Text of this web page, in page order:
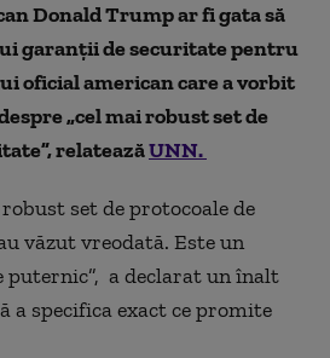
Donald Trump ar fi gata să
garanții de securitate pentru
oficial american care a vorbit
„cel mai robust set de
relateazăUNN.
set de protocoale de
văzut vreodată. Este un
puternic”, a declarat un înalt
a specifica exact ce promite